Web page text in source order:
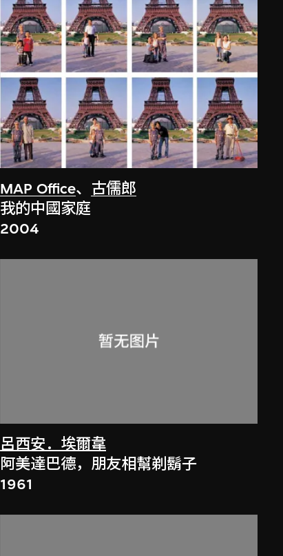
MAP Office、 古儒郎
我的中國家庭
2004
呂西安．埃爾韋
阿美達巴德，朋友相幫剃鬍子
1961